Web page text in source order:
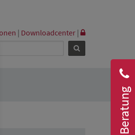
| Downloadcenter |
Beratung